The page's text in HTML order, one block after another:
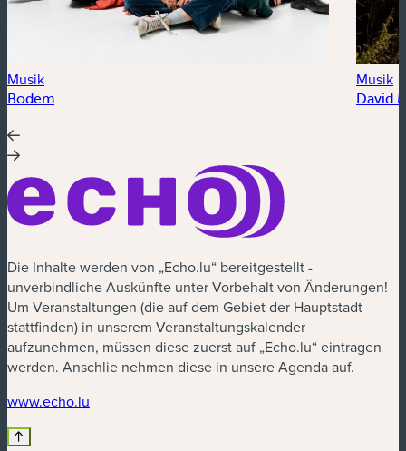
Musik
Bodem
Musik
David
Die Inhalte werden von „Echo.lu“ bereitgestellt -
unverbindliche Auskünfte unter Vorbehalt von Änderungen!
Um Veranstaltungen (die auf dem Gebiet der Hauptstadt
stattfinden) in unserem Veranstaltungskalender
aufzunehmen, müssen diese zuerst auf „Echo.lu“ eintragen
werden. Anschlie nehmen diese in unsere Agenda auf.
www.echo.lu